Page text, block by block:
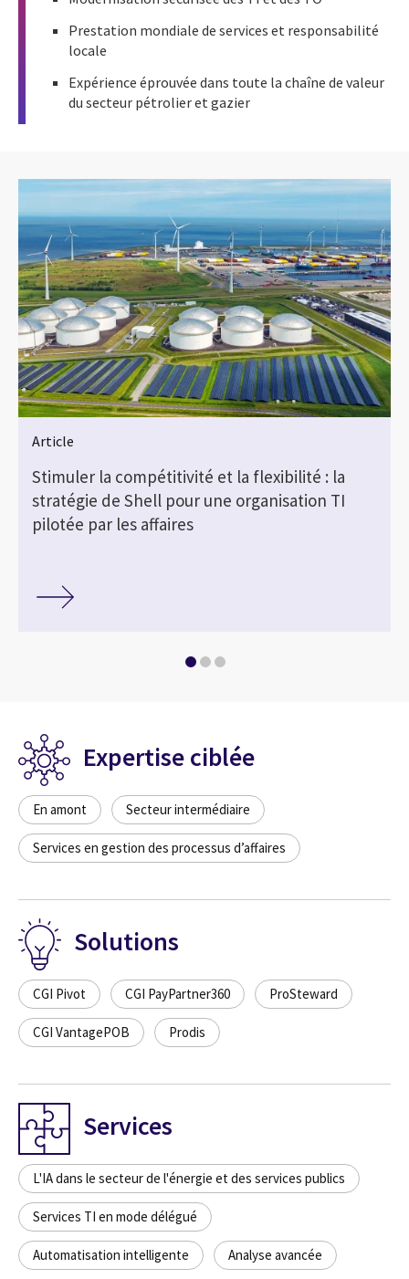
Prestation mondiale de services et responsabilité
locale
Expérience éprouvée dans toute la chaîne de valeur
du secteur pétrolier et gazier
Article
Stimuler la compétitivité et la flexibilité : la
stratégie de Shell pour une organisation TI
pilotée par les affaires
Expertise ciblée
En amont Secteur intermédiaire
Services en gestion des processus d’affaires
Solutions
CGI Pivot CGI PayPartner360 ProSteward
CGI VantagePOB Prodis
Services
L'IA dans le secteur de l'énergie et des services publics
Services TI en mode délégué
Automatisation intelligente Analyse avancée